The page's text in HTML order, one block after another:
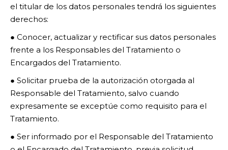
el titular de los datos personales tendrá los siguientes
derechos:
● Conocer, actualizar y rectificar sus datos personales
frente a los Responsables del Tratamiento o
Encargados del Tratamiento.
● Solicitar prueba de la autorización otorgada al
Responsable del Tratamiento, salvo cuando
expresamente se exceptúe como requisito para el
Tratamiento.
● Ser informado por el Responsable del Tratamiento